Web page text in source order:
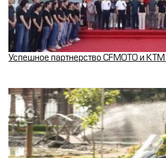
Успешное партнерство CFMOTO и